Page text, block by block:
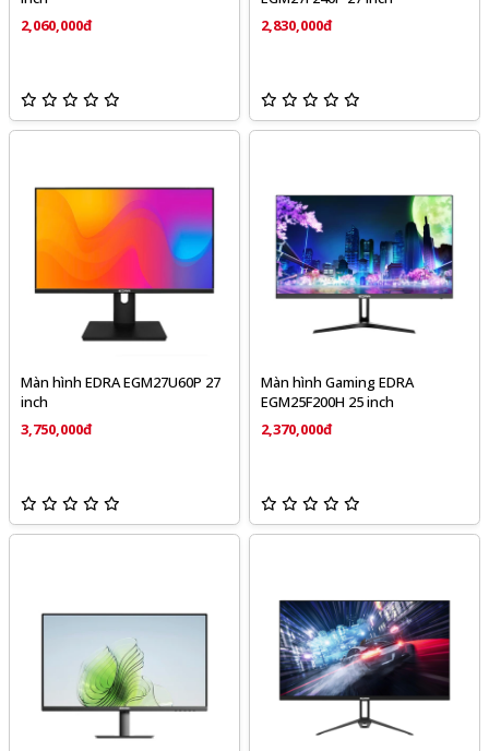
2,060,000đ
2,830,000đ
Màn hình EDRA EGM27U60P 27
inch
3,750,000đ
Màn hình Gaming EDRA
EGM25F200H 25 inch
2,370,000đ